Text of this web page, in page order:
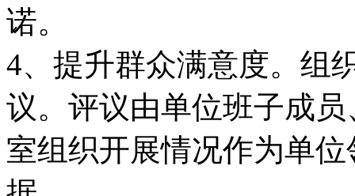
诺。
4、提升群众满意度。组
议。评议由单位班子成
室组织开展情况作为单